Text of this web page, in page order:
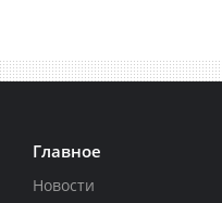
Главное
Новости